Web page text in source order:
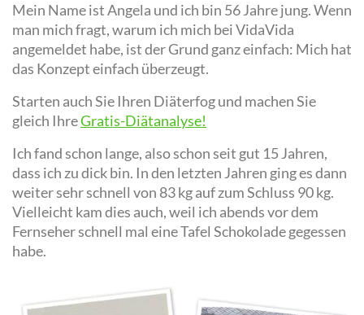
Mein Name ist Angela und ich bin 56 Jahre jung. Wenn
man mich fragt, warum ich mich bei VidaVida
angemeldet habe, ist der Grund ganz einfach: Mich hat
das Konzept einfach überzeugt.
Starten auch Sie Ihren Diäterfog und machen Sie
gleich IhreGratis-Diätanalyse!
Ich fand schon lange, also schon seit gut 15 Jahren,
dass ich zu dick bin. In den letzten Jahren ging es dann
weiter sehr schnell von 83 kg auf zum Schluss 90 kg.
Vielleicht kam dies auch, weil ich abends vor dem
Fernseher schnell mal eine Tafel Schokolade gegessen
habe.